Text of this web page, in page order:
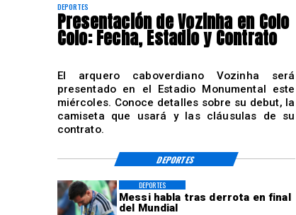
Messi habla tras derrota en final
del Mundial
DEPORTES
DEPORTES
Presentación de Vozinha en Colo
Colo: Fecha, Estadio y Contrato
El arquero caboverdiano Vozinha será
presentado en el Estadio Monumental este
miércoles. Conoce detalles sobre su debut, la
camiseta que usará y las cláusulas de su
contrato.
DEPORTES